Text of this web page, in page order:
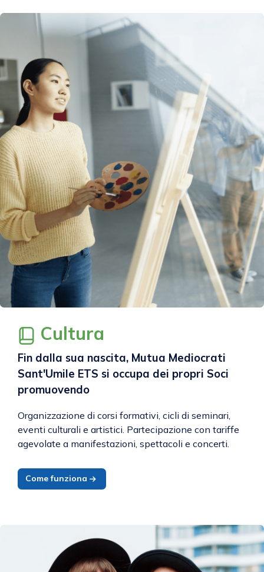
Cultura
Fin dalla sua nascita, Mutua Mediocrati
Sant'Umile ETS si occupa dei propri Soci
promuovendo
Organizzazione di corsi formativi, cicli di seminari,
eventi culturali e artistici. Partecipazione con tariffe
agevolate a manifestazioni, spettacoli e concerti.
Come funziona